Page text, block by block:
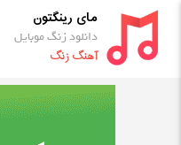
مای رینگتون
دانلود زنگ موبایل
آهنگ زنگ